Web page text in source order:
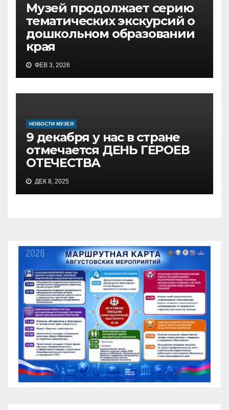
Музей продолжает серию
тематических экскурсий о
дошкольном образовании
края
ФЕВ 3, 2026
НОВОСТИ МУЗЕЯ
9 декабря у нас в стране
отмечается ДЕНЬ ГЕРОЕВ
ОТЕЧЕСТВА
ДЕК 8, 2025